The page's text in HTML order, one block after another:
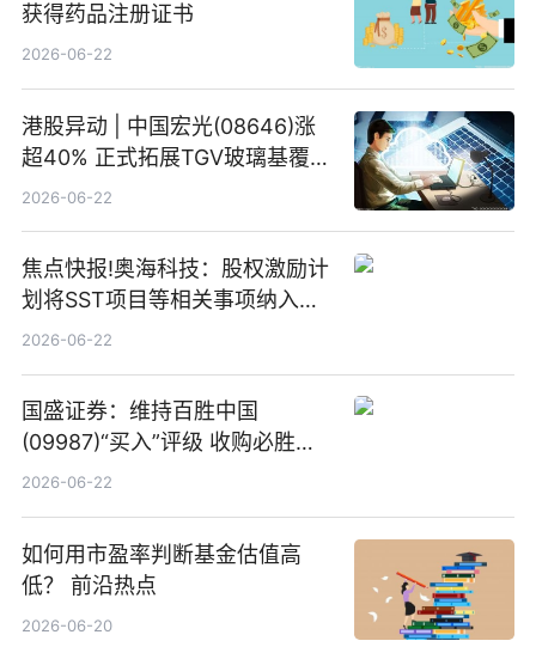
获得药品注册证书
2026-06-22
港股异动 | 中国宏光(08646)涨
超40% 正式拓展TGV玻璃基覆铜
板新材料业务
2026-06-22
焦点快报!奥海科技：股权激励计
划将SST项目等相关事项纳入专
项业务发展考核指标
2026-06-22
国盛证券：维持百胜中国
(09987)“买入”评级 收购必胜客
中国增厚利润加速成长 信息
2026-06-22
如何用市盈率判断基金估值高
低？ 前沿热点
2026-06-20